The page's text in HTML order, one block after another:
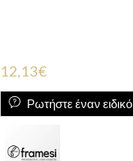
12,13€
Ρωτήστε έναν ειδικό